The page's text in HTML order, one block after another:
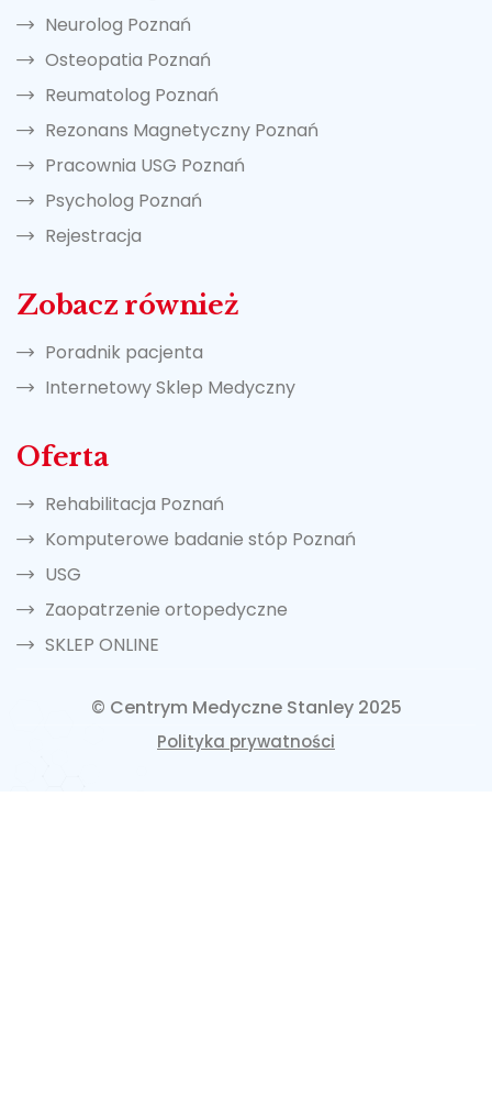
Neurolog Poznań
Osteopatia Poznań
Reumatolog Poznań
Rezonans Magnetyczny Poznań
Pracownia USG Poznań
Psycholog Poznań
Rejestracja
Zobacz również
Poradnik pacjenta
Internetowy Sklep Medyczny
Oferta
Rehabilitacja Poznań
Komputerowe badanie stóp Poznań
USG
Zaopatrzenie ortopedyczne
SKLEP ONLINE
© Centrym Medyczne Stanley 2025
Polityka prywatności